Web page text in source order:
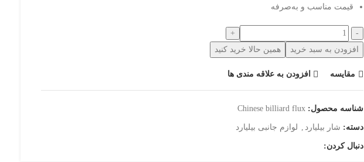
قیمت مناسب و به‌صرفه
افزودن به سبد خرید همین حالا خرید کنید
مقایسه افزودن به علاقه مندی ها
شناسه محصول: Chinese billiard flux
دسته: شار بیلیارد , لوازم جانبی بیلیارد
دنبال کردن: